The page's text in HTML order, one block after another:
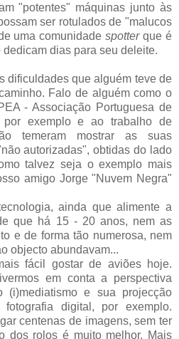
"potentes" máquinas junto às
ser rotulados de "malucos
uma comunidadespotterque é
dias para seu deleite.
dificuldades que alguém teve de
Falo de alguém como o
- Associação Portuguesa de
por exemplo e ao trabalho de
temeram mostrar as suas
autorizadas", obtidas do lado
talvez seja o exemplo mais
amigo Jorge "Nuvem Negra"
ainda que alimente a
que há 15 - 20 anos, nem as
e de forma tão numerosa, nem
objecto abundavam...
fácil gostar de aviões hoje.
em conta a perspectiva
(i)mediatismo e sua projecção
digital, por exemplo.
centenas de imagens, sem ter
dos rolos é muito melhor. Mais